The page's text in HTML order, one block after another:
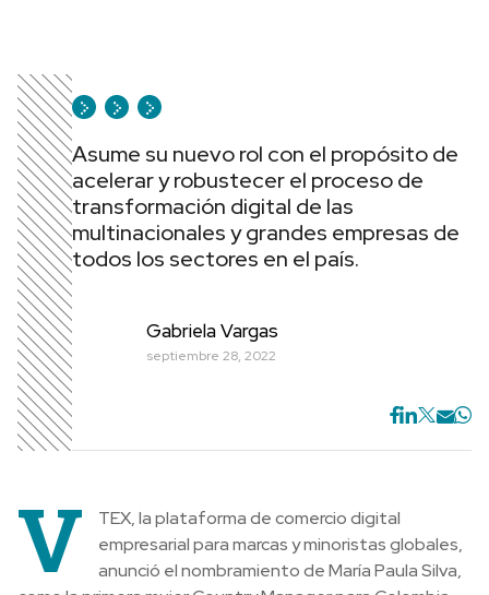
Asume su nuevo rol con el propósito de
acelerar y robustecer el proceso de
transformación digital de las
multinacionales y grandes empresas de
todos los sectores en el país.
Gabriela Vargas
septiembre 28, 2022
V
TEX, la plataforma de comercio digital
empresarial para marcas y minoristas globales,
anunció el nombramiento de María Paula Silva,